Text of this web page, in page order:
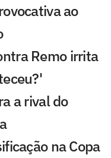
ao
Remo irrita
a rival do
na Copa